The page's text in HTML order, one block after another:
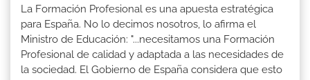
La Formación Profesional es una apuesta estratégica
para España. No lo decimos nosotros, lo afirma el
Ministro de Educación: "...necesitamos una Formación
Profesional de calidad y adaptada a las necesidades de
la sociedad. El Gobierno de España considera que esto